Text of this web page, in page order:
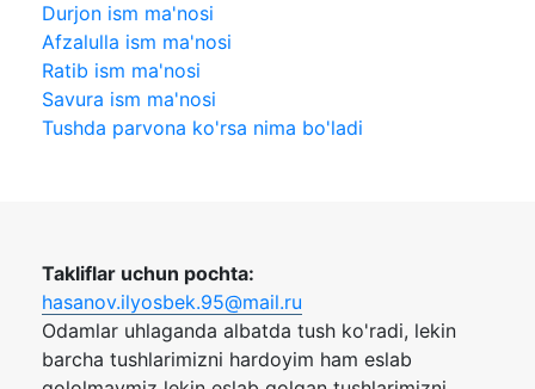
Durjon ism ma'nosi
Afzalulla ism ma'nosi
Ratib ism ma'nosi
Savura ism ma'nosi
Tushda parvona ko'rsa nima bo'ladi
Takliflar uchun pochta:
hasanov.ilyosbek.95@mail.ru
Odamlar uhlaganda albatda tush ko'radi, lekin
barcha tushlarimizni hardoyim ham eslab